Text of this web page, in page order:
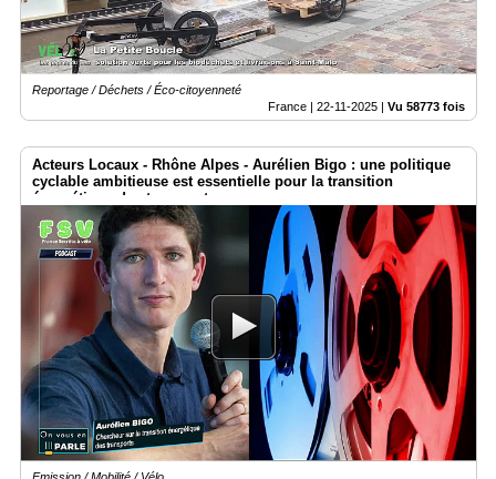
Reportage / Déchets / Éco-citoyenneté
France | 22-11-2025 | Vu 58773 fois
Acteurs Locaux - Rhône Alpes - Aurélien Bigo : une politique
cyclable ambitieuse est essentielle pour la transition
énergétique des transports